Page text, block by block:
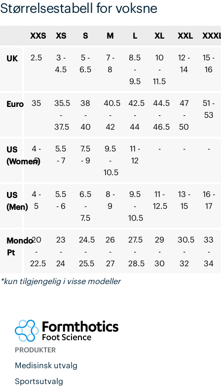
Størrelsestabell for voksne
XXS XS S M L XL XXL
UK 2.5
3 -
4.5
5 -
6.5
7 -
8
8.5
-
9.5
10
-
11.5
12 -
14
15 -
16
Euro 35
35.5
-
37.5
38
-
40
40.5
-
42
42.5
-
44
44.5
-
46.5
47
-
50
51 -
53
US
(Women)
4 -
5
5.5
- 7
7.5
- 9
9.5
-
10.5
11 -
12
- - -
US
(Men)
4 -
5
5.5
- 6
6.5
-
7.5
8 -
9
9.5
-
10.5
11 -
12.5
13 -
15
16 -
17
Mondo
Pt
20
-
22.5
23
-
24
24.5
-
25.5
26
-
27
27.5
-
28.5
29
-
30
30.5
-
32
33
-
34
*kun tilgjengelig i visse modeller
PRODUKTER
Medisinsk utvalg
Sportsutvalg